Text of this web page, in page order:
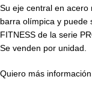
Su eje central en
barra olímpica y puede
FITNESS de la serie
Se venden por unidad.
Quiero más